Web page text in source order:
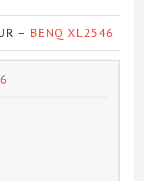
– BENQ XL2546